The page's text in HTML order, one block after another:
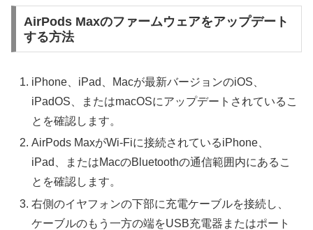
AirPods Maxのファームウェアをアップデート
する方法
iPhone、iPad、Macが最新バージョンのiOS、
iPadOS、またはmacOSにアップデートされているこ
とを確認します。
AirPods MaxがWi-Fiに接続されているiPhone、
iPad、またはMacのBluetoothの通信範囲内にあるこ
とを確認します。
右側のイヤフォンの下部に充電ケーブルを接続し、
ケーブルのもう一方の端をUSB充電器またはポート